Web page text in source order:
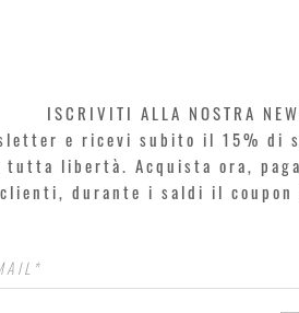
ISCRIVITI ALLA NOSTRA
e ricevi subito il 15% di
libertà. Acquista ora,
durante i saldi il coupon